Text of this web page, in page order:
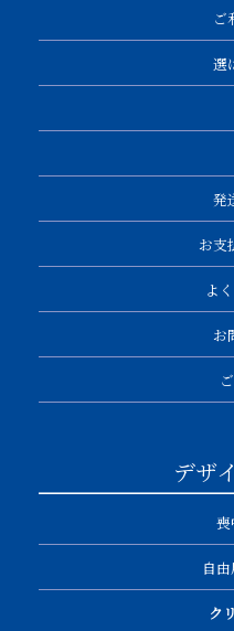
ご
選
発
お支
よ
お
デザ
喪
自
ク